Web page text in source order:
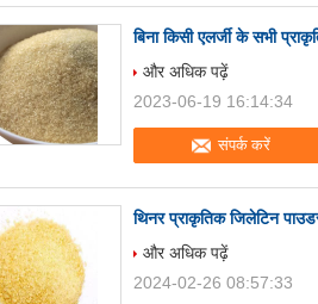
बिना किसी एलर्जी के सभी
संपर्क करें
और अधिक पढ़ें
2023-06-19 16:14:34
थिनर प्राकृतिक जिलेटिन
और अधिक पढ़ें
2024-02-26 08:57:33